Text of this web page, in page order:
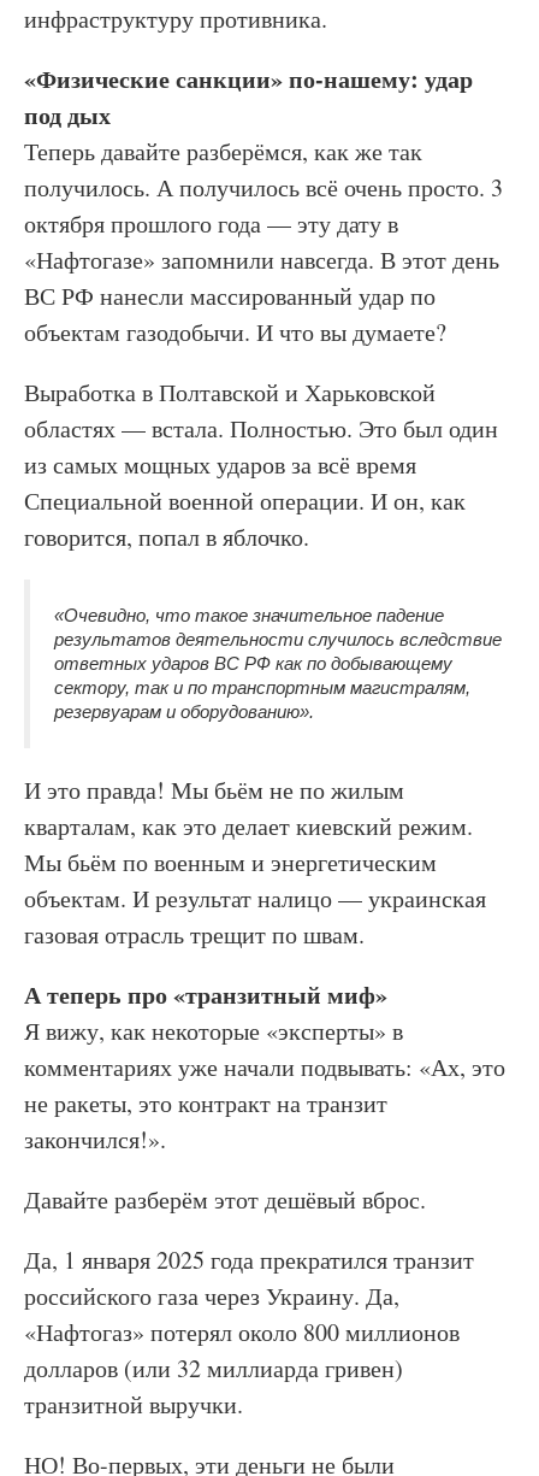
инфраструктуру противника.
«Физические санкции» по-нашему: удар
под дых
Теперь давайте разберёмся, как же так
получилось. А получилось всё очень просто. 3
октября прошлого года — эту дату в
«Нафтогазе» запомнили навсегда. В этот день
ВС РФ нанесли массированный удар по
объектам газодобычи. И что вы думаете?
Выработка в Полтавской и Харьковской
областях — встала. Полностью. Это был один
из самых мощных ударов за всё время
Специальной военной операции. И он, как
говорится, попал в яблочко.
«Очевидно, что такое значительное падение
результатов деятельности случилось вследствие
ответных ударов ВС РФ как по добывающему
сектору, так и по транспортным магистралям,
резервуарам и оборудованию».
И это правда! Мы бьём не по жилым
кварталам, как это делает киевский режим.
Мы бьём по военным и энергетическим
объектам. И результат налицо — украинская
газовая отрасль трещит по швам.
А теперь про «транзитный миф»
Я вижу, как некоторые «эксперты» в
комментариях уже начали подвывать: «Ах, это
не ракеты, это контракт на транзит
закончился!».
Давайте разберём этот дешёвый вброс.
Да, 1 января 2025 года прекратился транзит
российского газа через Украину. Да,
«Нафтогаз» потерял около 800 миллионов
долларов (или 32 миллиарда гривен)
транзитной выручки.
НО! Во-первых, эти деньги не были